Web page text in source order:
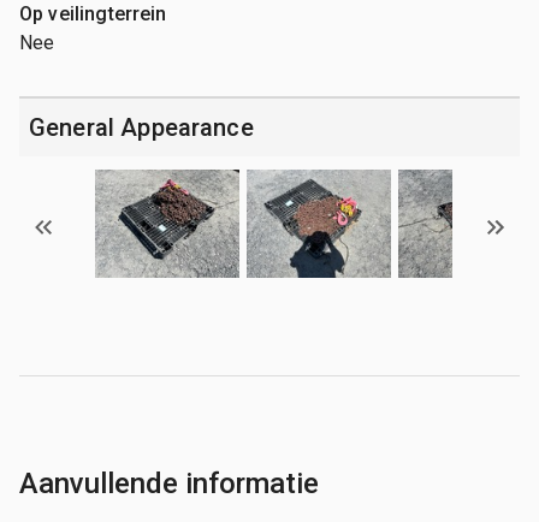
Op veilingterrein
Nee
General Appearance
Aanvullende informatie